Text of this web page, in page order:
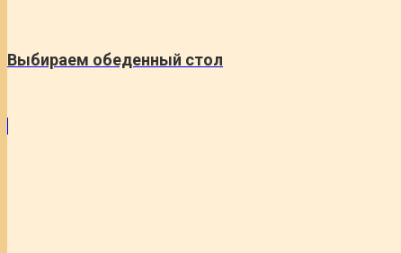
Выбираем обеденный стол